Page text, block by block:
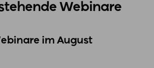
Webinare
im August